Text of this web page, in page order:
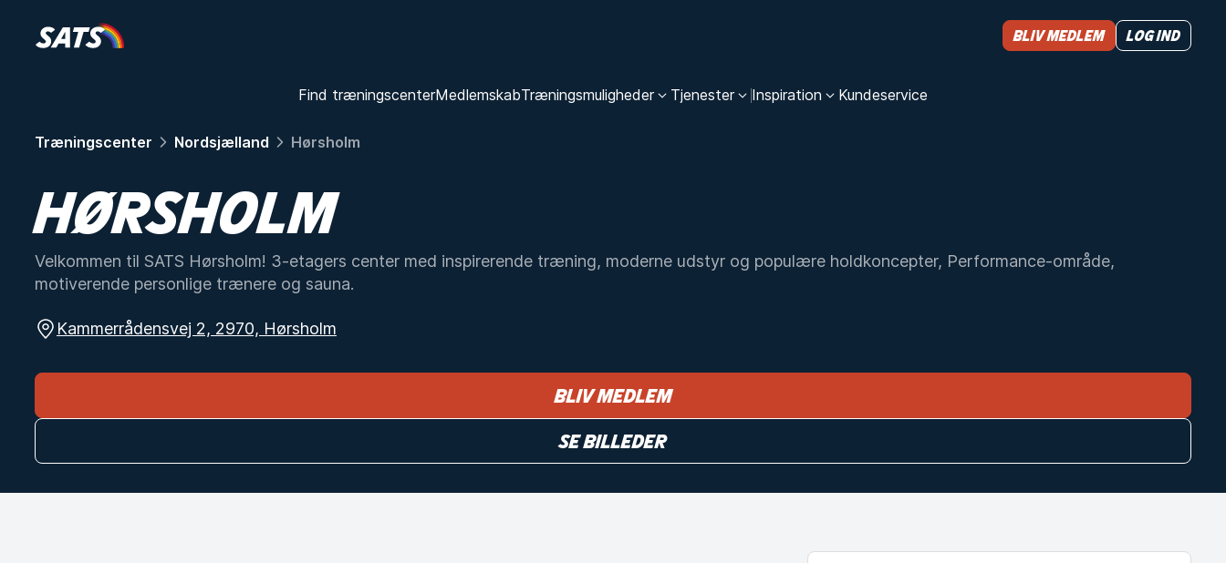
Find træningscenterMedlemskabTræningsmuligheder Tjenester Inspiration Kundeservice
Bliv medlem Log ind
Træningscenter Nordsjælland Hørsholm
HØRSHOLM
Velkommen til SATS Hørsholm! 3-etagers center med inspirerende træning, moderne udstyr og populære holdkoncepter, Performance-område,
motiverende personlige trænere og sauna.
Kammerrådensvej 2, 2970, Hørsholm
Bliv medlem
Se billeder